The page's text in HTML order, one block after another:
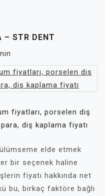
– STR DENT
fiyatları, porselen diş
diş kaplama fiyatı
elde etmek
bir seçenek haline
fiyatı hakkında net
bu, birkaç faktöre bağlı